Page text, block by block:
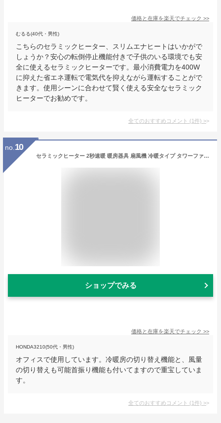
価格と在庫を楽天でチェック >>
むるる(40代・男性)
こちらのセラミックヒーター、スリムエナヒートはいかがで
しょうか？安心の転倒停止機能付きで子供のいる環境でも安
全に使えるセラミックヒーターです。最小消費電力を400W
に抑えた省エネ運転で電気代を抑えながら運転することがで
きます。使用シーンに合わせて賢く使える安全なセラミック
ヒーターでお勧めです。
全てのおすすめコメント (1件) >
no. 10
セラミックヒーター 2秒速暖 暖房器具 扇風機 冷暖タイプ タワーファン 冷暖房 冷暖 風量調節 暖房器具 省エネ 電気ストーブ リモコン付 電気 冷暖兼用 冷暖 温風 冷風 タイマー機能 上下左右 首振り 温度調整 羽なし PSE認証済み
ショップでみる
価格と在庫を楽天でチェック >>
HONDA3210(50代・男性)
オフィスで使用しています。冷暖房の切り替え機能と、風量
の切り替えも可能首振り機能も付いてますので重宝していま
す。
全てのおすすめコメント (1件) >